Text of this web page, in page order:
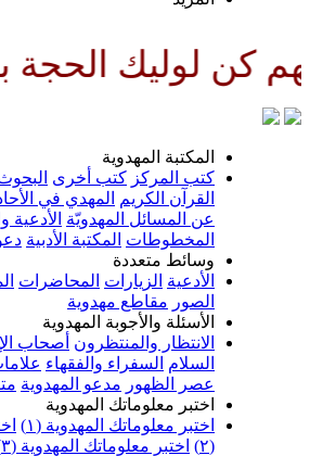
الحجة بن الحسن
المكتبة المهدوية
كتب المركز كتب أخرى
القرآن الكريم
المهدي في
عن المسائل المهدويّة الأدعية
المخطوطات المكتبة الأدبية
وسائط متعددة
الأدعية الزيارات المحاضرات
الصور مقاطع مهدوية
الأسئلة والأجوبة المهدوية
الانتظار والمنتظرون أصحاب
السلام السفراء والفقهاء
عصر الظهور مدعو المهدوية
اختبر معلوماتك المهدوية
اختبر معلوماتك المهدوية (١)
(٢)
اختبر معلوماتك المهدوية (٣)